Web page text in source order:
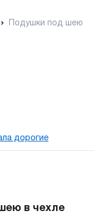
Подушки под шею
дорогие
в чехле